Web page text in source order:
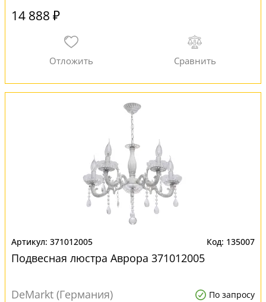
14 888 ₽
371012005 135007
Подвесная люстра Аврора 371012005
DeMarkt (Германия) По запросу